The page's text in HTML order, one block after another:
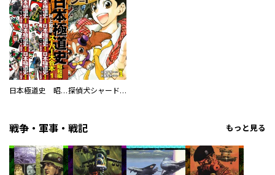
日本極道史 昭和編 スーパー大合本 探偵犬シャードック（新装版）
戦争・軍事・戦記 もっと見る